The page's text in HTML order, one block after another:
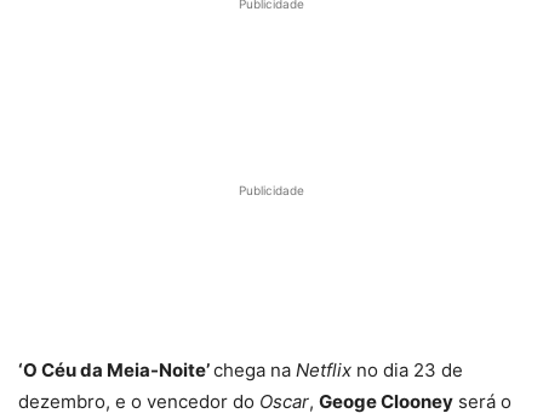
Publicidade
Publicidade
‘O Céu da Meia-Noite’chega na Netflix no dia 23 de
dezembro, e o vencedor do Oscar, Geoge Clooney será o